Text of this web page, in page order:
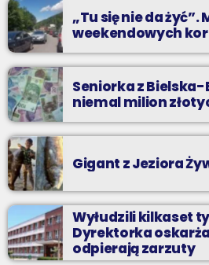
„Tu się nie da żyć”.
weekendowych
Seniorka z Bielska-
niemal milion
Gigant z Jeziora
Wyłudzili kilkaset
Dyrektorka
odpierają zarzuty